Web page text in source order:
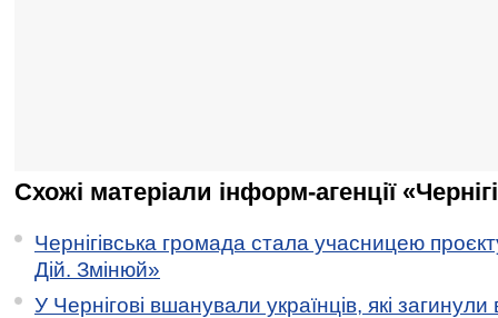
Схожі матеріали інформ-агенції
Чернігівська громада стала учасницею
Дій. Змінюй»
У Чернігові вшанували українців, які загинули